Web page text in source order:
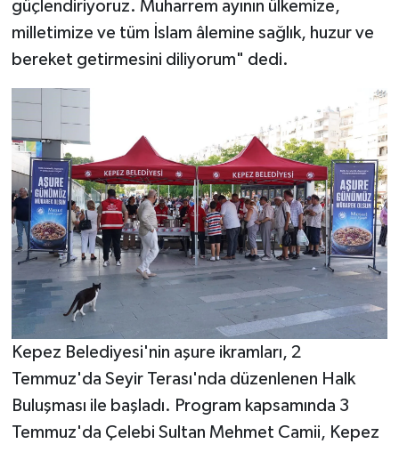
güçlendiriyoruz. Muharrem ayının ülkemize,
milletimize ve tüm İslam âlemine sağlık, huzur ve
bereket getirmesini diliyorum" dedi.
Kepez Belediyesi'nin aşure ikramları, 2
Temmuz'da Seyir Terası'nda düzenlenen Halk
Buluşması ile başladı. Program kapsamında 3
Temmuz'da Çelebi Sultan Mehmet Camii, Kepez